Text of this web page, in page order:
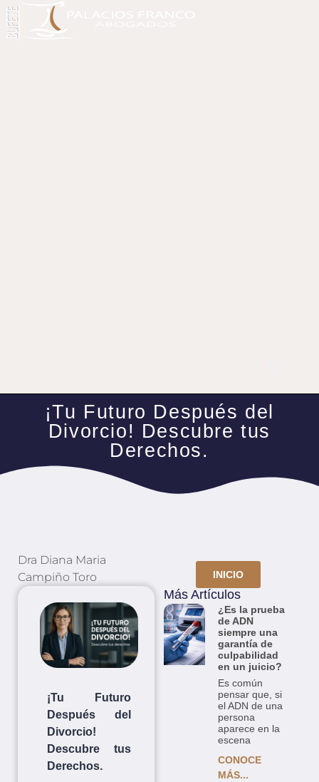
¡Tu Futuro Después del
Divorcio! Descubre tus
Derechos.
Dra Diana Maria
Campiño Toro
¡Tu Futuro
Después del
Divorcio!
Descubre tus
Derechos.
INICIO
Más Artículos
¿Es la prueba
de ADN
siempre una
garantía de
culpabilidad
en un juicio?
Es común
pensar que, si
el ADN de una
persona
aparece en la
escena
CONOCE
MÁS...